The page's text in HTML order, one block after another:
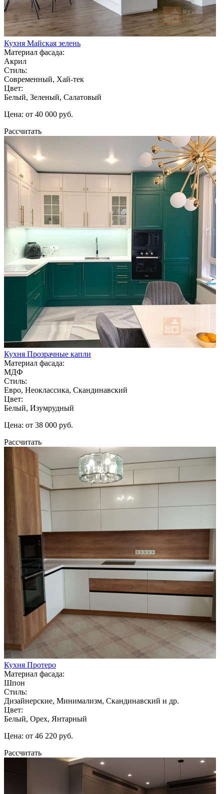
Кухня Майская зелень
Материал фасада:
Акрил
Стиль:
Современный, Хай-тек
Цвет:
Белый, Зеленый, Салатовый
Цена: от 40 000 руб.
Рассчитать
Кухня Прозрачные капли
Материал фасада:
МДФ
Стиль:
Евро, Неоклассика, Скандинавский
Цвет:
Белый, Изумрудный
Цена: от 38 000 руб.
Рассчитать
Кухня Протеро
Материал фасада:
Шпон
Стиль:
Дизайнерские, Минимализм, Скандинавский и др.
Цвет:
Белый, Орех, Янтарный
Цена: от 46 220 руб.
Рассчитать